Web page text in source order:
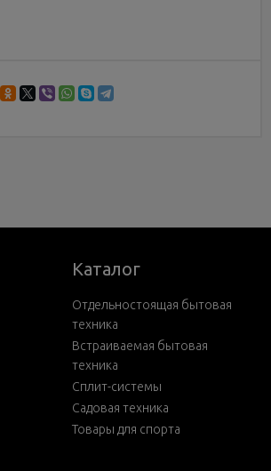
Каталог
Отдельностоящая бытовая
техника
Встраиваемая бытовая
техника
Сплит-системы
Садовая техника
Товары для спорта